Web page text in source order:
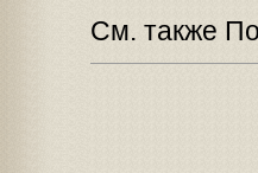
См. также